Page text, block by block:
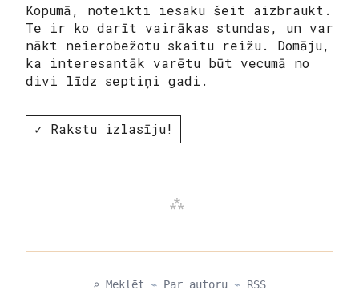
Kopumā, noteikti iesaku šeit aizbraukt.
Te ir ko darīt vairākas stundas, un var
nākt neierobežotu skaitu reižu. Domāju,
ka interesantāk varētu būt vecumā no
divi līdz septiņi gadi.
✓ Rakstu izlasīju!
⌕ Meklēt ⌁ Par autoru ⌁ RSS